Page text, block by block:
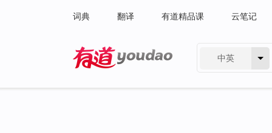
词典 翻译 有道精品课 云笔记
中英